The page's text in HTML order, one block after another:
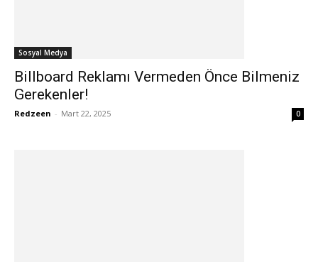
Sosyal Medya
Billboard Reklamı Vermeden Önce Bilmeniz
Gerekenler!
Redzeen - Mart 22, 2025 0